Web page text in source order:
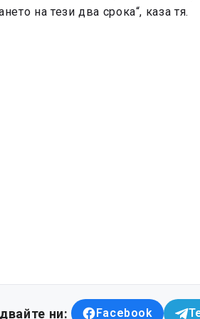
на тези два срока“, каза тя.
ни: Facebook